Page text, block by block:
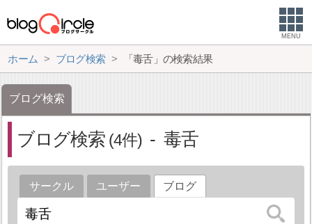
MENU
ホーム ブログ検索 「毒舌」の検索結果
ブログ検索
ブログ検索 4 毒舌
サークル ユーザー ブログ